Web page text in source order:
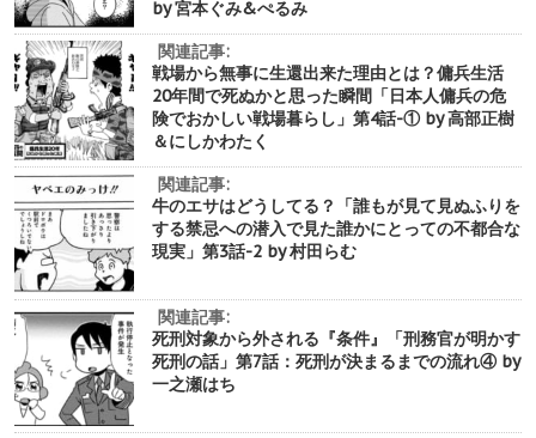
by 宮本ぐみ&ぺるみ
関連記事:
戦場から無事に生還出来た理由とは？傭兵生活
20年間で死ぬかと思った瞬間「日本人傭兵の危
険でおかしい戦場暮らし」第4話-① by 高部正樹
＆にしかわたく
関連記事:
牛のエサはどうしてる？「誰もが見て見ぬふりを
する禁忌への潜入で見た誰かにとっての不都合な
現実」第3話-2 by 村田らむ
関連記事:
死刑対象から外される『条件』「刑務官が明かす
死刑の話」第7話：死刑が決まるまでの流れ④ by
一之瀬はち